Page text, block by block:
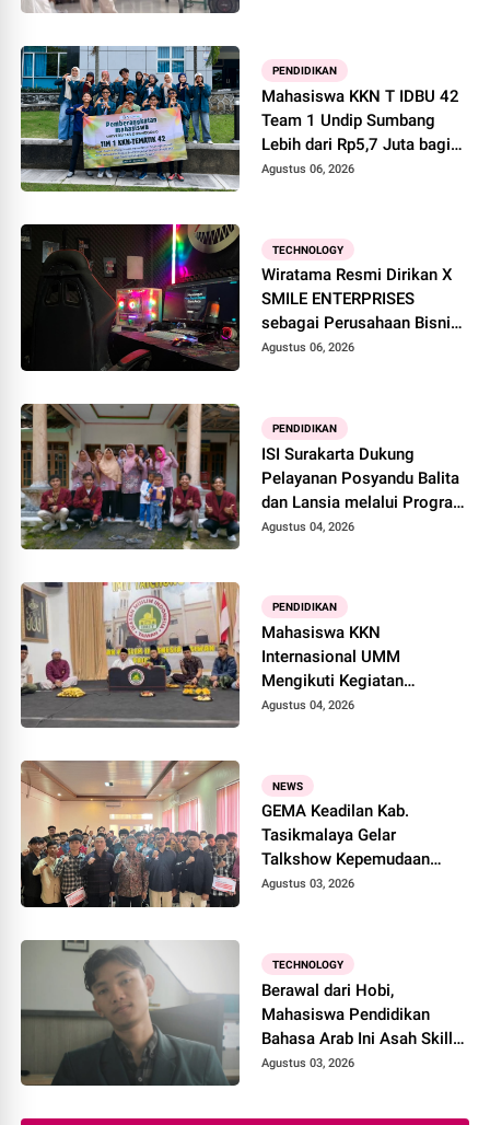
PENDIDIKAN
Mahasiswa KKN T IDBU 42
Team 1 Undip Sumbang
Lebih dari Rp5,7 Juta bagi
UMKM Desa Sukorejo
Agustus 06, 2026
TECHNOLOGY
Wiratama Resmi Dirikan X
SMILE ENTERPRISES
sebagai Perusahaan Bisnis
Digital
Agustus 06, 2026
PENDIDIKAN
ISI Surakarta Dukung
Pelayanan Posyandu Balita
dan Lansia melalui Program
Mahasiswa Berdampak di
Agustus 04, 2026
PENDIDIKAN
Mahasiswa KKN
Internasional UMM
Mengikuti Kegiatan
Keagamaan Bersama PCIM
Agustus 04, 2026
NEWS
GEMA Keadilan Kab.
Tasikmalaya Gelar
Talkshow Kepemudaan
"Peran Strategis Pemuda
Agustus 03, 2026
TECHNOLOGY
Berawal dari Hobi,
Mahasiswa Pendidikan
Bahasa Arab Ini Asah Skill
Desain Lewat Ponsel
Agustus 03, 2026